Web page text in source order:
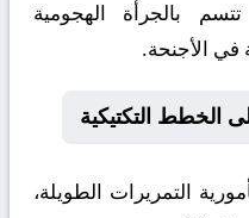
بالجرأة الهجومية
في الأجنحة.
الخطط التكتيكية
التمريرات الطويلة،